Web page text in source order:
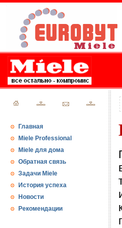
Главная
Miele Professional
Miele для дома
Обратная связь
Задачи Miele
История успеха
Новости
Рекомендации